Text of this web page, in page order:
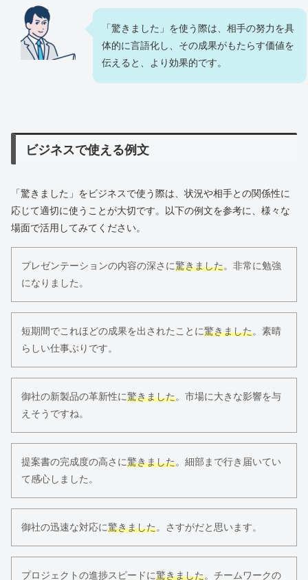
「驚きました」を使う際は、相手の努力を具
体的に言語化し、その成果がもたらす価値を
伝えると、より効果的です。
ビジネスで使える例文
「驚きました」をビジネスで使う際は、状況や相手との関係性に
応じて適切に使うことが大切です。以下の例文を参考に、様々な
場面で活用してみてください。
プレゼンテーションの内容の深さに驚きました。非常に勉強
になりました。
短期間でこれほどの成果を出されたことに驚きました。素晴
らしい仕事ぶりです。
御社の新製品の革新性に驚きました。市場に大きな影響を与
えそうですね。
提案書の完成度の高さに驚きました。細部まで行き届いてい
て感心しました。
御社の迅速な対応に驚きました。さすがだと思います。
プロジェクトの進捗スピードに驚きました。チームワークの